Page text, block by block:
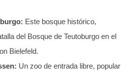
Este bosque histórico,
del Bosque de Teutoburgo en el
Bielefeld.
Un zoo de entrada libre, popular